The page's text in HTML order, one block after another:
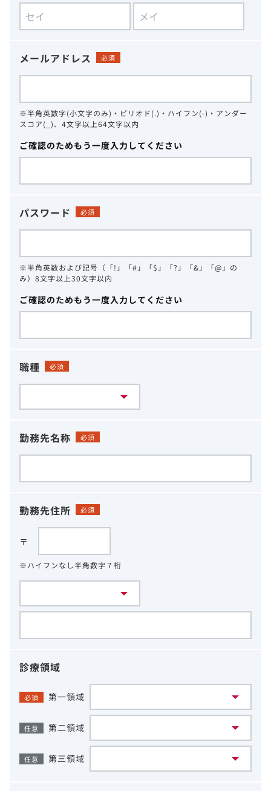
メールアドレス 必須
※半角英数字(小文字のみ)・ピリオド(.)・ハイフン(-)・アンダー
スコア(_)、4文字以上64文字以内
ご確認のためもう一度入力してください
パスワード 必須
※半角英数および記号（「!」「#」「$」「?」「&」「@」の
み）8文字以上30文字以内
ご確認のためもう一度入力してください
職種 必須
勤務先名称 必須
勤務先住所 必須
〒
※ハイフンなし半角数字７桁
診療領域
必須 第一領域
任意 第二領域
任意 第三領域